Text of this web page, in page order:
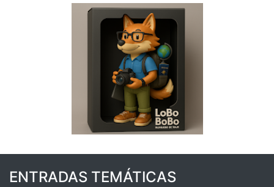
ENTRADAS TEMÁTICAS